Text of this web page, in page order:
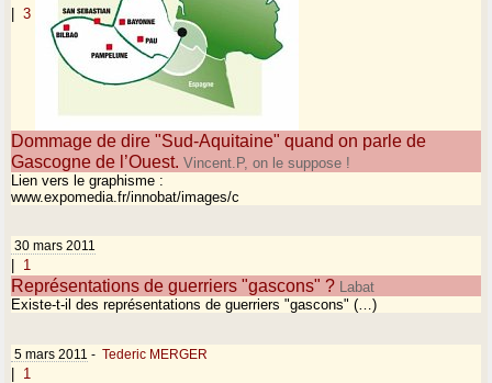
| 3
Dommage de dire "Sud-Aquitaine" quand on parle de
Gascogne de l’Ouest. Vincent.P, on le suppose !
Lien vers le graphisme :
www.expomedia.fr/innobat/images/c
30 mars 2011
1
Représentations de guerriers "gascons" ? Labat
Existe-t-il des représentations de guerriers "gascons" (…)
5 mars 2011 - Tederic MERGER
| 1